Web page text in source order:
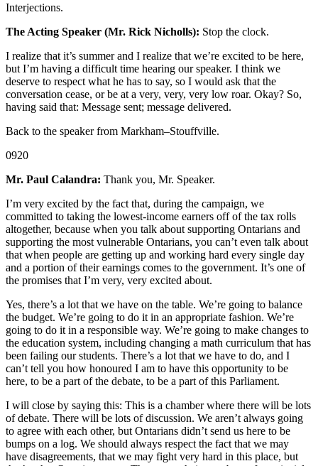
Interjections.
The Acting Speaker (Mr. Rick Nicholls): Stop the clock.
I realize that it’s summer and I realize that we’re excited to be here,
but I’m having a difficult time hearing our speaker. I think we
deserve to respect what he has to say, so I would ask that the
conversation cease, or be at a very, very, very low roar. Okay? So,
having said that: Message sent; message delivered.
Back to the speaker from Markham–Stouffville.
0920
Mr. Paul Calandra: Thank you, Mr. Speaker.
I’m very excited by the fact that, during the campaign, we
committed to taking the lowest-income earners off of the tax rolls
altogether, because when you talk about supporting Ontarians and
supporting the most vulnerable Ontarians, you can’t even talk about
that when people are getting up and working hard every single day
and a portion of their earnings comes to the government. It’s one of
the promises that I’m very, very excited about.
Yes, there’s a lot that we have on the table. We’re going to balance
the budget. We’re going to do it in an appropriate fashion. We’re
going to do it in a responsible way. We’re going to make changes to
the education system, including changing a math curriculum that has
been failing our students. There’s a lot that we have to do, and I
can’t tell you how honoured I am to have this opportunity to be
here, to be a part of the debate, to be a part of this Parliament.
I will close by saying this: This is a chamber where there will be lots
of debate. There will be lots of discussion. We aren’t always going
to agree with each other, but Ontarians didn’t send us here to be
bumps on a log. We should always respect the fact that we may
have disagreements, that we may fight very hard in this place, but